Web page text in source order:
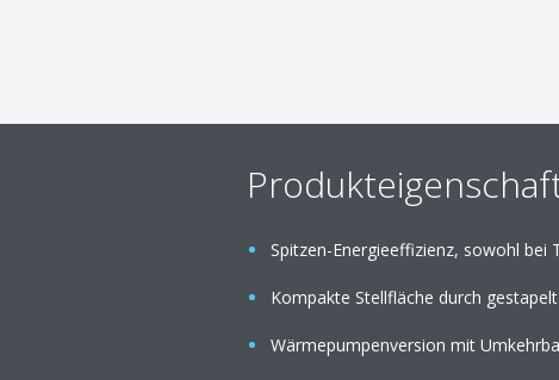
Spitzen-Energieeffizienz, sowohl bei
Kompakte Stellfläche durch
Wärmepumpenversion mit